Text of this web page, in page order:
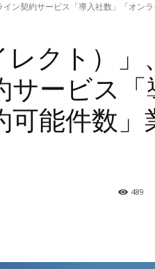
イン契約サービス「導入社数」「オ
クト）」、
サービス「
可能件数」
489